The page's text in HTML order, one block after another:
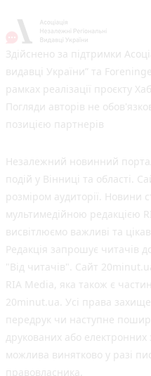
Здійснено за підтримки
видавці України” та
рамках реалізації проєкту
Погляди авторів не
позицією партнерів
Незалежний новинний
подій у Вінниці та області.
розміром аудиторії. Новини
мультимедійною редакцією
висвітлюємо важливі та
Редакція запрошує читачів
"Від читачів". Сайт
RIA Media, яка також є
20minut.ua. Усі права
передрук чи наступне
друкованих або електронних
можлива винятково у разі
правовласника.